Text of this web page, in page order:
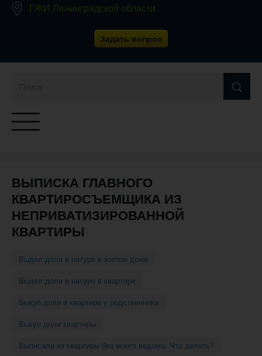
ГЖИ Ленинградской области
Задать вопрос
Переключатель
ВЫПИСКА ГЛАВНОГО
КВАРТИРОСЪЕМЩИКА ИЗ
НЕПРИВАТИЗИРОВАННОЙ
КВАРТИРЫ
Выдел доли в натуре в жилом доме
Выдел доли в натуре в квартире
Выкуп доли в квартире у родственника
Выкуп доли квартиры
Выписали из квартиры без моего ведома: Что делать?